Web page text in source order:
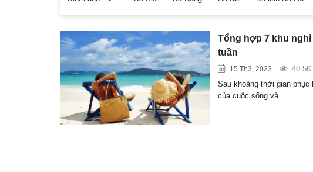
Tổng hợp 7 khu
tuần
15 Th3, 2023
Sau khoảng thời gian
của cuộc sống và…